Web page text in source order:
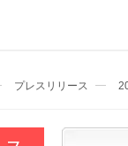
プレスリリース